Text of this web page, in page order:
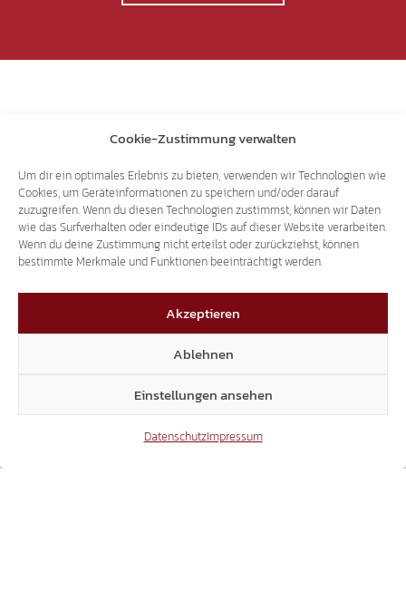
Cookie-Zustimmung verwalten
Um dir ein optimales Erlebnis zu bieten, verwenden wir Technologien wie
Cookies, um Geräteinformationen zu speichern und/oder darauf
zuzugreifen. Wenn du diesen Technologien zustimmst, können wir Daten
wie das Surfverhalten oder eindeutige IDs auf dieser Website verarbeiten.
Wenn du deine Zustimmung nicht erteilst oder zurückziehst, können
bestimmte Merkmale und Funktionen beeinträchtigt werden.
Akzeptieren
Ablehnen
Einstellungen ansehen
DatenschutzImpressum